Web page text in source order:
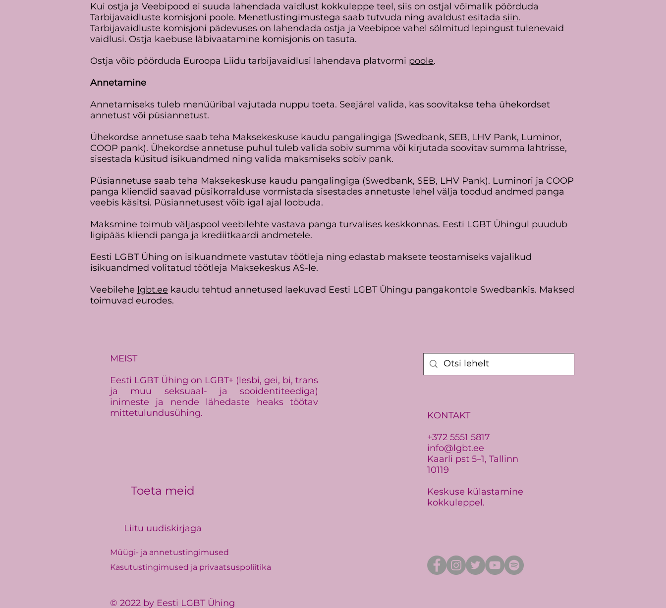
Kui ostja ja Veebipood ei suuda lahendada vaidlust kokkuleppe teel, siis on ostjal võimalik pöörduda
Tarbijavaidluste komisjoni poole. Menetlustingimustega saab tutvuda ning avaldust esitada siin.
Tarbijavaidluste komisjoni pädevuses on lahendada ostja ja Veebipoe vahel sõlmitud lepingust tulenevaid
vaidlusi. Ostja kaebuse läbivaatamine komisjonis on tasuta.
Ostja võib pöörduda Euroopa Liidu tarbijavaidlusi lahendava platvormi poole.
Annetamine
Annetamiseks tuleb menüüribal vajutada nuppu toeta. Seejärel valida, kas soovitakse teha ühekordset
annetust või püsiannetust.
Ühekordse annetuse saab teha Maksekeskuse kaudu pangalingiga (Swedbank, SEB, LHV Pank, Luminor,
COOP pank). Ühekordse annetuse puhul tuleb valida sobiv summa või kirjutada soovitav summa lahtrisse,
sisestada küsitud isikuandmed ning valida maksmiseks sobiv pank.
Püsiannetuse saab teha Maksekeskuse kaudu pangalingiga (Swedbank, SEB, LHV Pank). Luminori ja COOP
panga kliendid saavad püsikorralduse vormistada sisestades annetuste lehel välja toodud andmed panga
veebis käsitsi. Püsiannetusest võib igal ajal loobuda.
Maksmine toimub väljaspool veebilehte vastava panga turvalises keskkonnas. Eesti LGBT Ühingul puudub
ligipääs kliendi panga ja krediitkaardi andmetele.
Eesti LGBT Ühing on isikuandmete vastutav töötleja ning edastab maksete teostamiseks vajalikud
isikuandmed volitatud töötleja Maksekeskus AS-le.
Veebilehe lgbt.ee kaudu tehtud annetused laekuvad Eesti LGBT Ühingu pangakontole Swedbankis. Maksed
toimuvad eurodes.
MEIST
Eesti LGBT Ühing on LGBT+ (lesbi, gei, bi, trans
ja muu seksuaal- ja sooidentiteediga)
inimeste ja nende lähedaste heaks töötav
mittetulundusühing.
Toeta meid
KONTAKT
+372 5551 5817
info@lgbt.ee
Kaarli pst 5–1, Tallinn
10119
Keskuse külastamine
kokkuleppel.
Liitu uudiskirjaga
Müügi- ja annetustingimused
Kasutustingimused ja privaatsuspoliitika
© 2022 by Eesti LGBT Ühing